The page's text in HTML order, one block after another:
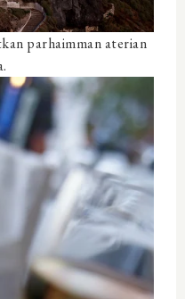
parhaimman aterian